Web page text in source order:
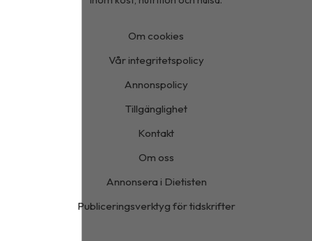
Om cookies
Vår integritetspolicy
Annonspolicy
Tillgänglighet
Kontakt
Om oss
Annonsera i Dietisten
Publiceringsverktyg för tidskrifter